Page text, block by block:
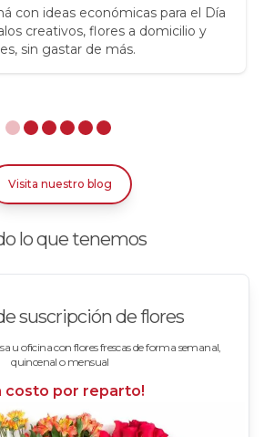
con ideas económicas para el Día
creativos, flores a domicilio y
sin gastar de más.
Visita nuestro blog
lo que tenemos
suscripción de flores
u oficina con flores frescas de forma semanal,
quincenal o mensual
costo por reparto!
Rosas
Rosas Amarillas
Rosas Azules
Bicolor Blancas-Rojas
Rosas Blancas
Rosas Damasco
Rosas en floreros
Rosas Fucsia